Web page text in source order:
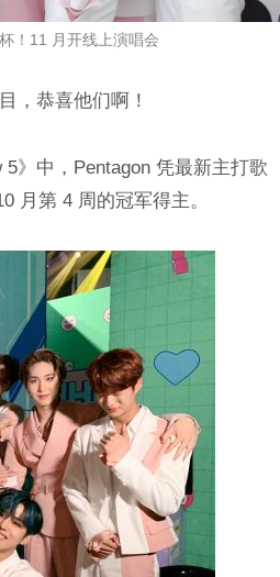
！11 月开线上演唱会
，恭喜他们啊！
》中，Pentagon 凭最新主打歌
月第 4 周的冠军得主。